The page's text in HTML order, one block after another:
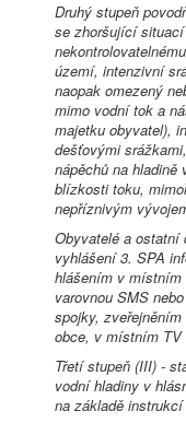
Druhý stupeň
se zhoršující
území, intenzivní
naopak omezený
mimo vodní tok a
majetku obyvatel),
dešťovými
nápěchů na
blízkosti toku,
nepříznivým
Obyvatelé a ostatní
vyhlášení 3. SPA
hlášením v místním
varovnou SMS
spojky,
obce, v místním TV
Třetí stupeň (III) -
vodní hladiny v
na základě